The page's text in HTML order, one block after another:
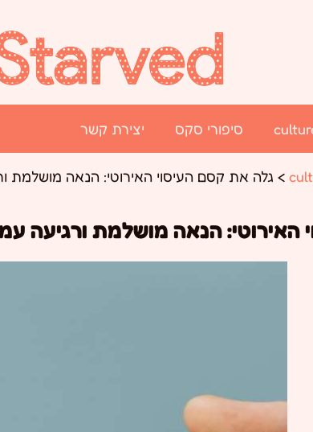
סיפורי סקס יצירת קשר
> גלה את קסם העיסוי האירוטי: הנאה מושלמת
האירוטי: הנאה מושלמת ורגיעה